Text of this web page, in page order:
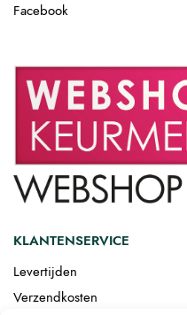
Facebook
KLANTENSERVICE
Levertijden
Verzendkosten